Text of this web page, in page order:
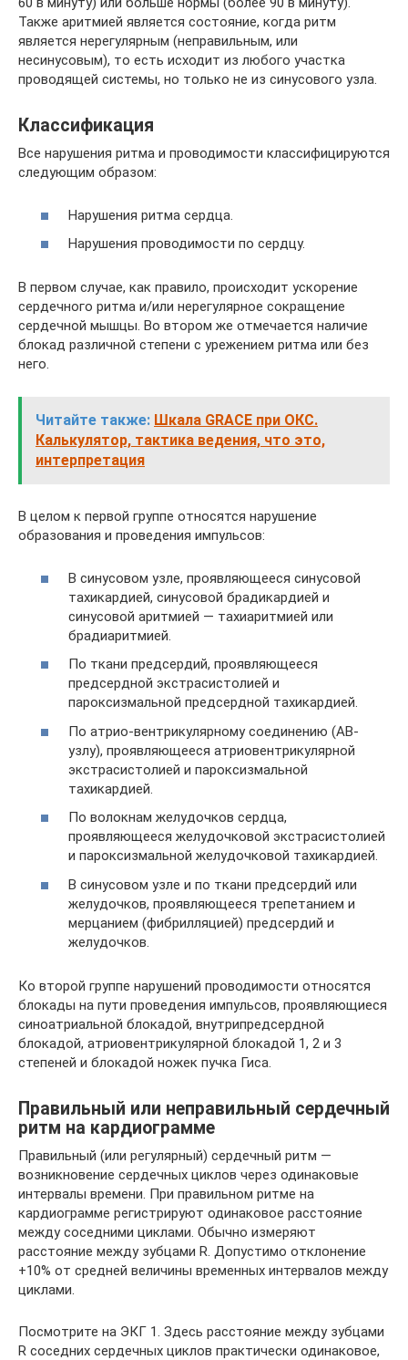
Также аритмией является состояние, когда ритм
является нерегулярным (неправильным, или
несинусовым), то есть исходит из любого участка
проводящей системы, но только не из синусового узла.
Классификация
Все нарушения ритма и проводимости классифицируются
следующим образом:
Нарушения ритма сердца.
Нарушения проводимости по сердцу.
В первом случае, как правило, происходит ускорение
сердечного ритма и/или нерегулярное сокращение
сердечной мышцы. Во втором же отмечается наличие
блокад различной степени с урежением ритма или без
него.
Читайте также: Шкала GRACE при ОКС.
Калькулятор, тактика ведения, что это,
интерпретация
В целом к первой группе относятся нарушение
образования и проведения импульсов:
В синусовом узле, проявляющееся синусовой
тахикардией, синусовой брадикардией и
синусовой аритмией — тахиаритмией или
брадиаритмией.
По ткани предсердий, проявляющееся
предсердной экстрасистолией и
пароксизмальной предсердной тахикардией.
По атрио-вентрикулярному соединению (АВ-
узлу), проявляющееся атриовентрикулярной
экстрасистолией и пароксизмальной
тахикардией.
По волокнам желудочков сердца,
проявляющееся желудочковой экстрасистолией
и пароксизмальной желудочковой тахикардией.
В синусовом узле и по ткани предсердий или
желудочков, проявляющееся трепетанием и
мерцанием (фибрилляцией) предсердий и
желудочков.
Ко второй группе нарушений проводимости относятся
блокады на пути проведения импульсов, проявляющиеся
синоатриальной блокадой, внутрипредсердной
блокадой, атриовентрикулярной блокадой 1, 2 и 3
степеней и блокадой ножек пучка Гиса.
Правильный или неправильный сердечный
ритм на кардиограмме
Правильный (или регулярный) сердечный ритм —
возникновение сердечных циклов через одинаковые
интервалы времени. При правильном ритме на
кардиограмме регистрируют одинаковое расстояние
между соседними циклами. Обычно измеряют
расстояние между зубцами R. Допустимо отклонение
+10% от средней величины временных интервалов между
циклами.
Посмотрите на ЭКГ 1. Здесь расстояние между зубцами
R соседних сердечных циклов практически одинаковое,